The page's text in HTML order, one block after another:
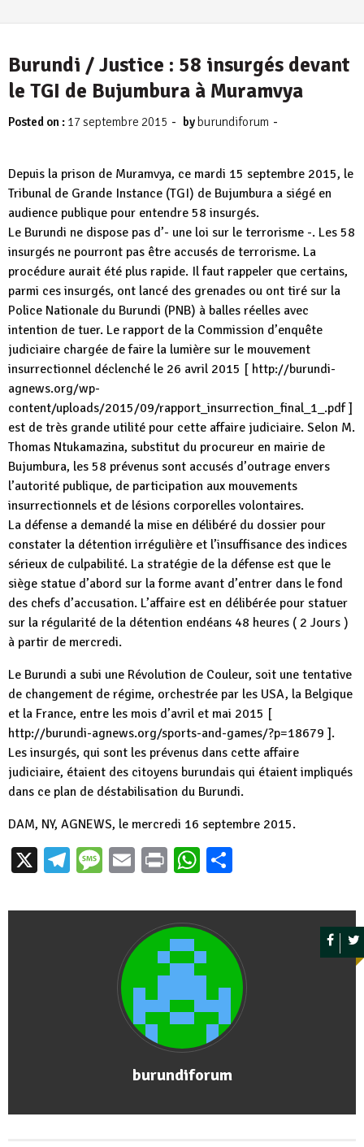
Burundi / Justice : 58 insurgés devant
le TGI de Bujumbura à Muramvya
Posted on : 17 septembre 2015 - by burundiforum -
Depuis la prison de Muramvya, ce mardi 15 septembre 2015, le
Tribunal de Grande Instance (TGI) de Bujumbura a siégé en
audience publique pour entendre 58 insurgés.
Le Burundi ne dispose pas d’- une loi sur le terrorisme -. Les 58
insurgés ne pourront pas être accusés de terrorisme. La
procédure aurait été plus rapide. Il faut rappeler que certains,
parmi ces insurgés, ont lancé des grenades ou ont tiré sur la
Police Nationale du Burundi (PNB) à balles réelles avec
intention de tuer. Le rapport de la Commission d’enquête
judiciaire chargée de faire la lumière sur le mouvement
insurrectionnel déclenché le 26 avril 2015 [ http://burundi-
agnews.org/wp-
content/uploads/2015/09/rapport_insurrection_final_1_.pdf ]
est de très grande utilité pour cette affaire judiciaire. Selon M.
Thomas Ntukamazina, substitut du procureur en mairie de
Bujumbura, les 58 prévenus sont accusés d’outrage envers
l’autorité publique, de participation aux mouvements
insurrectionnels et de lésions corporelles volontaires.
La défense a demandé la mise en délibéré du dossier pour
constater la détention irrégulière et l’insuffisance des indices
sérieux de culpabilité. La stratégie de la défense est que le
siège statue d’abord sur la forme avant d’entrer dans le fond
des chefs d’accusation. L’affaire est en délibérée pour statuer
sur la régularité de la détention endéans 48 heures ( 2 Jours )
à partir de mercredi.
Le Burundi a subi une Révolution de Couleur, soit une tentative
de changement de régime, orchestrée par les USA, la Belgique
et la France, entre les mois d’avril et mai 2015 [
http://burundi-agnews.org/sports-and-games/?p=18679 ].
Les insurgés, qui sont les prévenus dans cette affaire
judiciaire, étaient des citoyens burundais qui étaient impliqués
dans ce plan de déstabilisation du Burundi.
DAM, NY, AGNEWS, le mercredi 16 septembre 2015.
X Telegram
Message
EmailPrintWhatsApp
burundiforum